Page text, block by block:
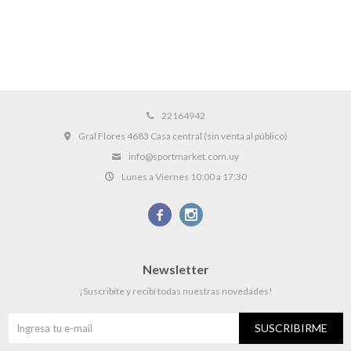
22164942
Gral Flores 4683 Casa central (sin venta al público)
info@sportmarket.com.uy
Lunes a Viernes 10:00 a 17:30
 
Newsletter
¡Suscribite y recibí todas nuestras novedades!
SUSCRIBIRME